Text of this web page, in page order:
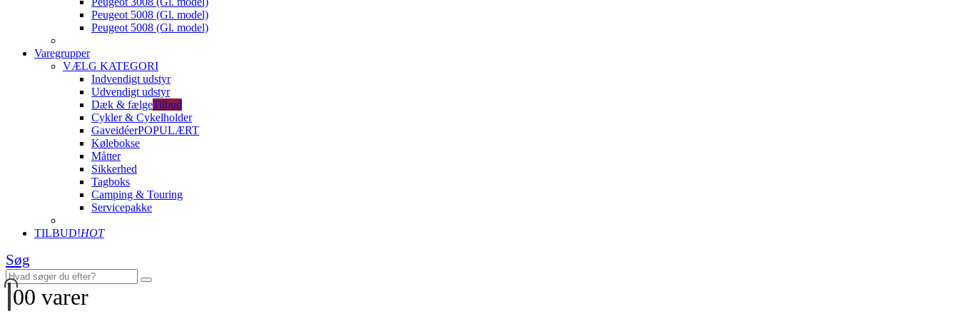
Peugeot 5008 (Gl. model)
Peugeot 5008 (Gl. model)
Varegrupper
VÆLG KATEGORI
Indvendigt udstyr
Udvendigt udstyr
Dæk & fælgeTilbud
Cykler & Cykelholder
GaveidéerPOPULÆRT
Kølebokse
Måtter
Sikkerhed
Tagboks
Camping & Touring
Servicepakke
TILBUD!HOT
Søg
00 varer